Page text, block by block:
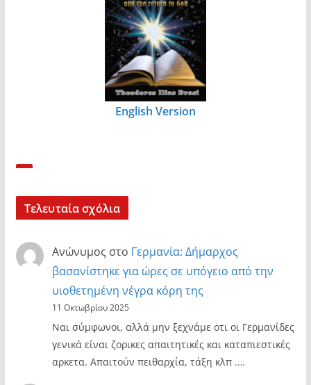
English Version
Τελευταία σχόλια
Ανώνυμος στο Γερμανία: Δήμαρχος
βασανίστηκε για ώρες σε υπόγειο από την
υιοθετημένη νέγρα κόρη της
11 Οκτωβρίου 2025
Ναι σύμφωνοι, αλλά μην ξεχνάμε οτι οι Γερμανίδες
γενικά είναι ζορικες απαιτητικές και καταπιεστικές
αρκετα. Απαιτούν πειθαρχία, τάξη κλπ .…